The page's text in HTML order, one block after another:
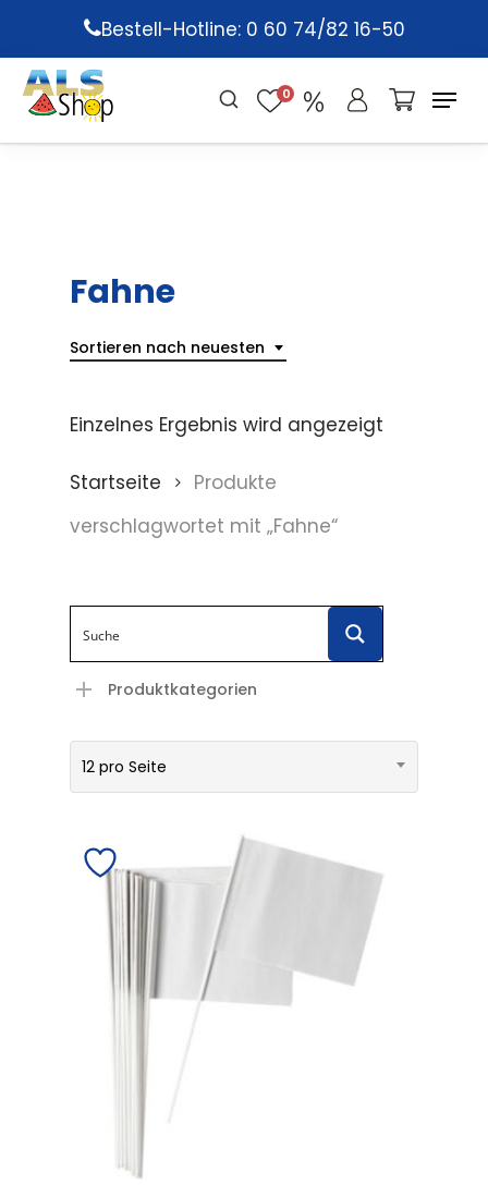
main
content
Bestell-Hotline: 0 60 74/82 16-50
0
Fahne
Sortieren nach neuesten
Einzelnes Ergebnis wird angezeigt
Startseite
Produkte
verschlagwortet mit „Fahne“
Produktkategorien
12 pro Seite